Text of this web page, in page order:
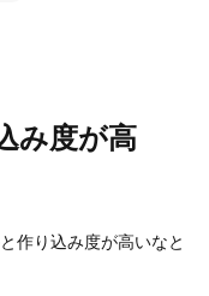
み度が高
作り込み度が高いなと